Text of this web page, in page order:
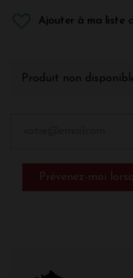
Ajouter à ma liste
Produit non
Prévenez-moi